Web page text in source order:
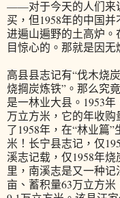
——对于今天的人们来
买，但1958年的中国
进遍山遍野的土高炉。
目惊心的。那就是因
高县县志记有“伐木烧
烧掆炭炼铁”。那么究
是一林业大县。1953
万立方米，它的年收购
了1958年，在“林业篇
米！长宁县志记，仅
溪志记载，仅1958年
里，南溪志是又一种记
亩、蓄积量63万立方